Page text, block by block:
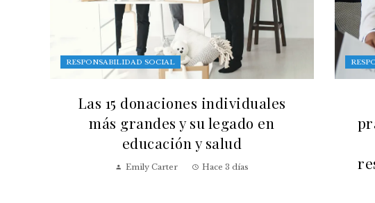
RESPONSABILIDAD SOCIAL
Las 15 donaciones individuales
más grandes y su legado en
educación y salud
Emily Carter Hace 3 días